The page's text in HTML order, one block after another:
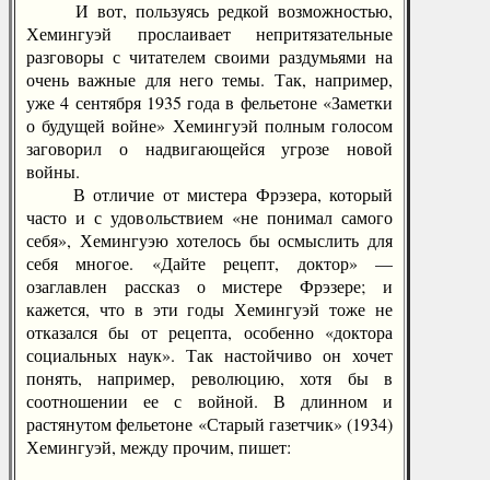
И вот, пользуясь редкой возможностью,
Хемингуэй прослаивает непритязательные
разговоры с читателем своими раздумьями на
очень важные для него темы. Так, например,
уже 4 сентября 1935 года в фельетоне «Заметки
о будущей войне» Хемингуэй полным голосом
заговорил о надвигающейся угрозе новой
войны.
В отличие от мистера Фрэзера, который
часто и с удовольствием «не понимал самого
себя», Хемингуэю хотелось бы осмыслить для
себя многое. «Дайте рецепт, доктор» —
озаглавлен рассказ о мистере Фрэзере; и
кажется, что в эти годы Хемингуэй тоже не
отказался бы от рецепта, особенно «доктора
социальных наук». Так настойчиво он хочет
понять, например, революцию, хотя бы в
соотношении ее с войной. В длинном и
растянутом фельетоне «Старый газетчик» (1934)
Хемингуэй, между прочим, пишет: